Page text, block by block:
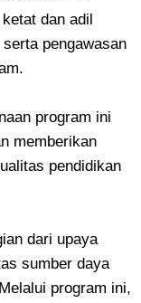
dan adil
pengawasan
program ini
memberikan
pendidikan
dari upaya
sumber daya
program ini,